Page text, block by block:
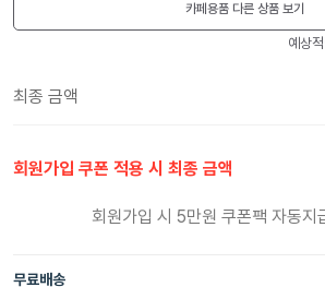
카페용품다른 상품 보기
예상
최종 금액
회원가입 쿠폰 적용 시 최종 금액
회원가입 시 5만원 쿠폰팩 자동지
무료배송